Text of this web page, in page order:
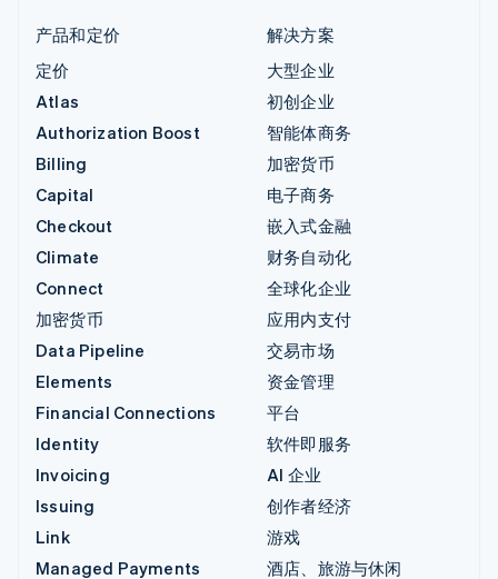
产品和定价
定价
Atlas
Authorization Boost
Billing
Capital
Checkout
Climate
Connect
加密货币
Data Pipeline
Elements
Financial Connections
Identity
Invoicing
Issuing
Link
Managed Payments
解决方案
大型企业
初创企业
智能体商务
加密货币
电子商务
嵌入式金融
财务自动化
全球化企业
应用内支付
交易市场
资金管理
平台
软件即服务
AI 企业
创作者经济
游戏
酒店、旅游与休闲